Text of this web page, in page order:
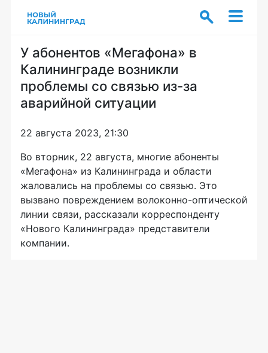
У абонентов «Мегафона» в
Калининграде возникли
проблемы со связью из-за
аварийной ситуации
22 августа 2023, 21:30
Во вторник, 22 августа, многие абоненты
«Мегафона» из Калининграда и области
жаловались на проблемы со связью. Это
вызвано повреждением волоконно-оптической
линии связи, рассказали корреспонденту
«Нового Калининграда» представители
компании.